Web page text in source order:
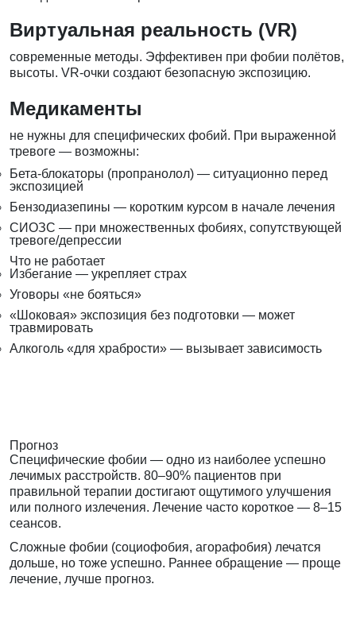
Виртуальная реальность (VR)
современные методы. Эффективен при фобии полётов,
высоты. VR-очки создают безопасную экспозицию.
Медикаменты
не нужны для специфических фобий. При выраженной
тревоге — возможны:
Бета-блокаторы (пропранолол) — ситуационно перед
экспозицией
Бензодиазепины — коротким курсом в начале лечения
СИОЗС — при множественных фобиях, сопутствующей
тревоге/депрессии
Что не работает
Избегание — укрепляет страх
Уговоры «не бояться»
«Шоковая» экспозиция без подготовки — может
травмировать
Алкоголь «для храбрости» — вызывает зависимость
Прогноз
Специфические фобии — одно из наиболее успешно
лечимых расстройств. 80–90% пациентов при
правильной терапии достигают ощутимого улучшения
или полного излечения. Лечение часто короткое — 8–15
сеансов.
Сложные фобии (социофобия, агорафобия) лечатся
дольше, но тоже успешно. Раннее обращение — проще
лечение, лучше прогноз.